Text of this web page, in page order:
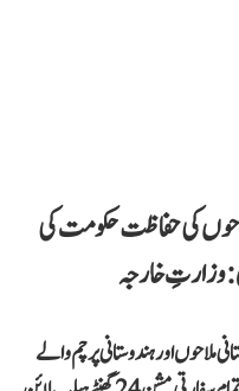
کی حفاظت حکومت کی
ملاحوں اور ہندوستانی پرچم والے